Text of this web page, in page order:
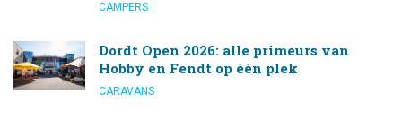
CAMPERS
Dordt Open 2026: alle primeurs van
Hobby en Fendt op één plek
CARAVANS